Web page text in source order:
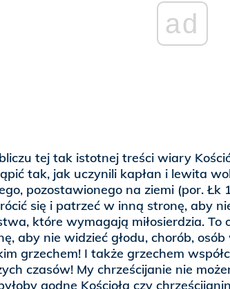
ad
tej tak istotnej treści wiary
tak, jak uczynili kapłan i lewita
pozostawionego na ziemi (por. Łk
się i patrzeć w inną stronę, aby
które wymagają miłosierdzia. To
aby nie widzieć głodu, chorób,
grzechem! I także grzechem
czasów! My chrześcijanie nie
godne Kościoła czy